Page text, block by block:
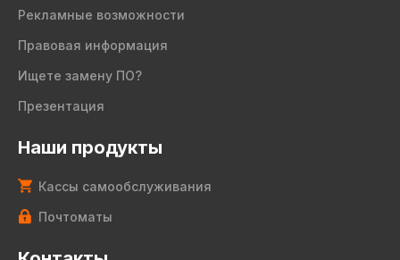
Рекламные возможности
Правовая информация
Ищете замену ПО?
Презентация
Наши продукты
Кассы самообслуживания
Почтоматы